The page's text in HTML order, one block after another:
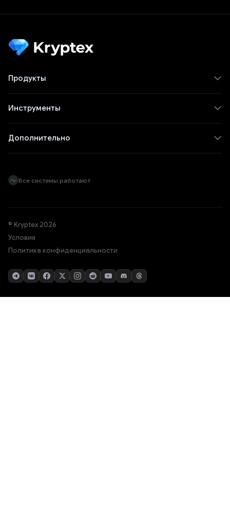
Продукты
Инструменты
Дополнительно
Все системы работают
© Kryptex 2026
Условия
Политика конфиденциальности